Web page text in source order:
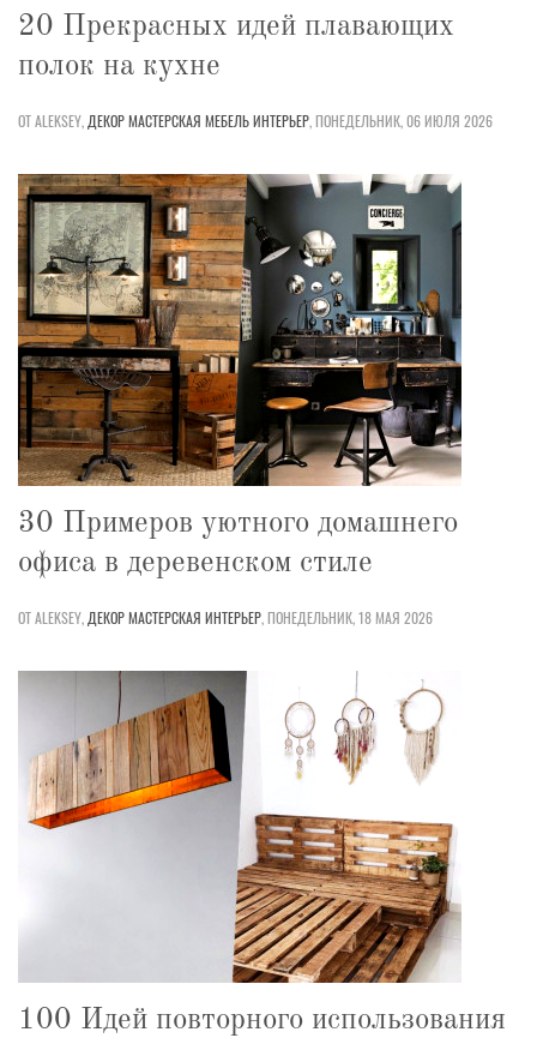
20 Прекрасных идей плавающих
полок на кухне
ОТ ALEKSEY, ДЕКОРМАСТЕРСКАЯ МЕБЕЛЬИНТЕРЬЕР,ПОНЕДЕЛЬНИК, 06 ИЮЛЯ 2026
30 Примеров уютного домашнего
офиса в деревенском стиле
ОТ ALEKSEY, ДЕКОРМАСТЕРСКАЯ ИНТЕРЬЕР,ПОНЕДЕЛЬНИК, 18 МАЯ 2026
100 Идей повторного использования